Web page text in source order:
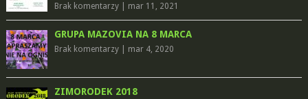
Brak komentarzy| mar 11, 2021
GRUPA MAZOVIA NA 8 MARCA
Brak komentarzy| mar 4, 2020
ZIMORODEK 2018